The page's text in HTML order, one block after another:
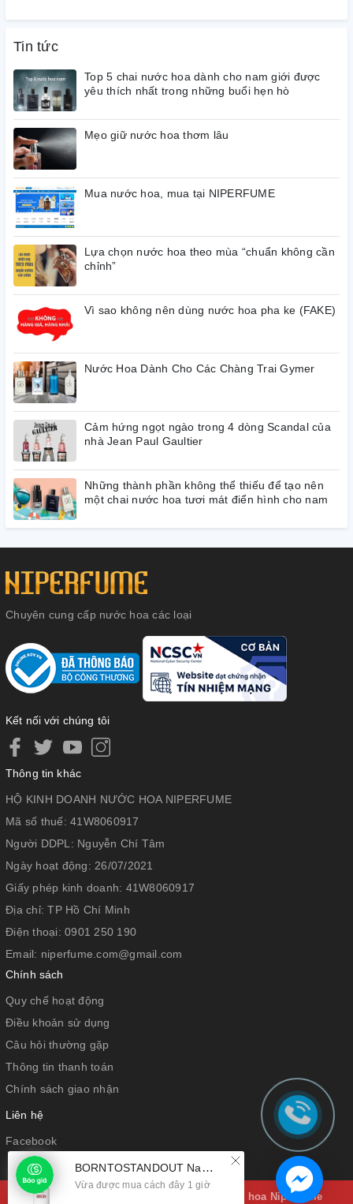
Tin tức
Top 5 chai nước hoa dành cho nam giới được
yêu thích nhất trong những buổi hẹn hò
Mẹo giữ nước hoa thơm lâu
Mua nước hoa, mua tại NIPERFUME
Lựa chọn nước hoa theo mùa “chuẩn không cần
chỉnh”
Vì sao không nên dùng nước hoa pha ke (FAKE)
Nước Hoa Dành Cho Các Chàng Trai Gymer
Cảm hứng ngọt ngào trong 4 dòng Scandal của
nhà Jean Paul Gaultier
Những thành phần không thể thiếu để tạo nên
một chai nước hoa tươi mát điển hình cho nam
Chuyên cung cấp nước hoa các loại
Kết nối với chúng tôi
Thông tin khác
HỘ KINH DOANH NƯỚC HOA NIPERFUME
Mã số thuế: 41W8060917
Người DDPL: Nguyễn Chí Tâm
Ngày hoạt động: 26/07/2021
Giấy phép kinh doanh: 41W8060917
Địa chỉ:TP Hồ Chí Minh
Điện thoại: 0901 250 190
Email: niperfume.com@gmail.com
Chính sách
Quy chế hoạt động
Điều khoản sử dụng
Câu hỏi thường gặp
Thông tin thanh toán
Chính sách giao nhận
Liên hệ
Facebook
© Bản quyền thuộc về Hộ kinh doanh nước hoa Niperfume
BORNTOSTANDOUT Nanatopia
Vừa được mua cách đây 1 giờ